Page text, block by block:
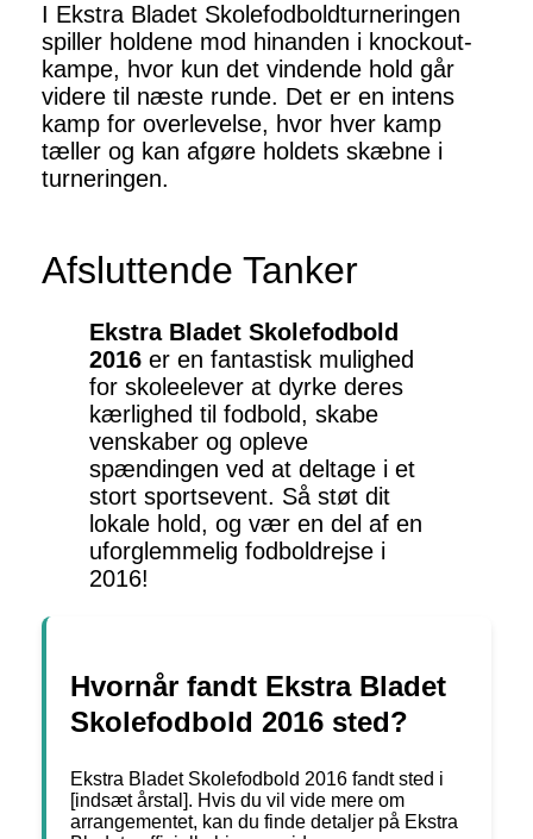
I Ekstra Bladet Skolefodboldturneringen
spiller holdene mod hinanden i knockout-
kampe, hvor kun det vindende hold går
videre til næste runde. Det er en intens
kamp for overlevelse, hvor hver kamp
tæller og kan afgøre holdets skæbne i
turneringen.
Afsluttende Tanker
Ekstra Bladet Skolefodbold
2016 er en fantastisk mulighed
for skoleelever at dyrke deres
kærlighed til fodbold, skabe
venskaber og opleve
spændingen ved at deltage i et
stort sportsevent. Så støt dit
lokale hold, og vær en del af en
uforglemmelig fodboldrejse i
2016!
Hvornår fandt Ekstra Bladet
Skolefodbold 2016 sted?
Ekstra Bladet Skolefodbold 2016 fandt sted i
[indsæt årstal]. Hvis du vil vide mere om
arrangementet, kan du finde detaljer på Ekstra